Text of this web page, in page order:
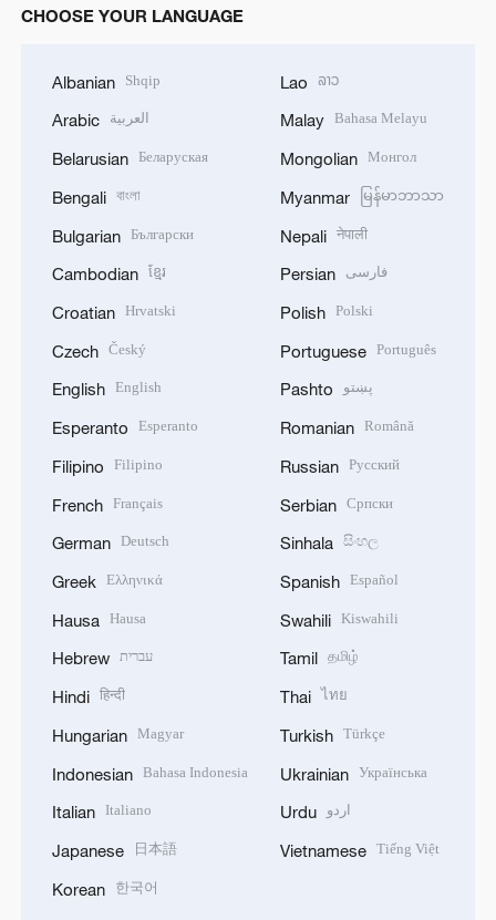
CHOOSE YOUR LANGUAGE
Albanian Shqip
Arabic العربية
Belarusian Беларуская
Bengali বাংলা
Bulgarian Български
Cambodian ខ្មែរ
Croatian Hrvatski
Czech Český
English English
Esperanto Esperanto
Filipino Filipino
French Français
German Deutsch
Greek Ελληνικά
Hausa Hausa
Hebrew עברית
Hindi हिन्दी
Hungarian Magyar
Indonesian Bahasa Indonesia
Italian Italiano
Japanese 日本語
Korean 한국어
Lao ລາວ
Malay Bahasa Melayu
Mongolian Монгол
Myanmar မြန်မာဘာသာ
Nepali नेपाली
Persian فارسی
Polish Polski
Portuguese Português
Pashto پښتو
Romanian Română
Russian Русский
Serbian Српски
Sinhala සිංහල
Spanish Español
Swahili Kiswahili
Tamil தமிழ்
Thai ไทย
Turkish Türkçe
Ukrainian Українська
Urdu اردو
Vietnamese Tiếng Việt